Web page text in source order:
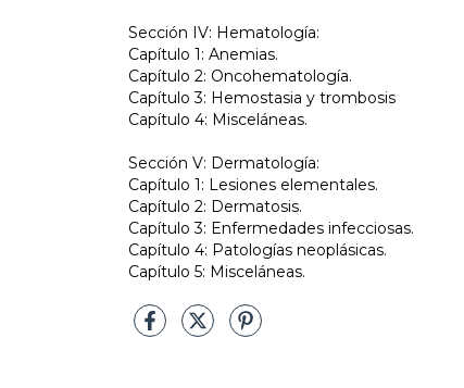
Sección IV: Hematología:
Capítulo 1: Anemias.
Capítulo 2: Oncohematología.
Capítulo 3: Hemostasia y trombosis
Capítulo 4: Misceláneas.
Sección V: Dermatología:
Capítulo 1: Lesiones elementales.
Capítulo 2: Dermatosis.
Capítulo 3: Enfermedades infecciosas.
Capítulo 4: Patologías neoplásicas.
Capítulo 5: Misceláneas.